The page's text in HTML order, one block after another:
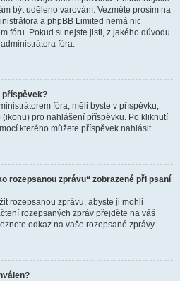
být uděleno varování. Vezměte prosím na
a phpBB Limited nemá nic
fóru. Pokud si nejste jisti, z jakého důvodu
fóra.
příspěvek?
fóra, měli byste v příspěvku,
(ikonu) pro nahlášení příspěvku. Po kliknutí
kterého můžete příspěvek nahlásit.
rozepsanou zprávu“ zobrazené při psaní
rozepsanou zprávu, abyste ji mohli
rozepsaných zpráv přejděte na váš
odkaz na vaše rozepsané zprávy.